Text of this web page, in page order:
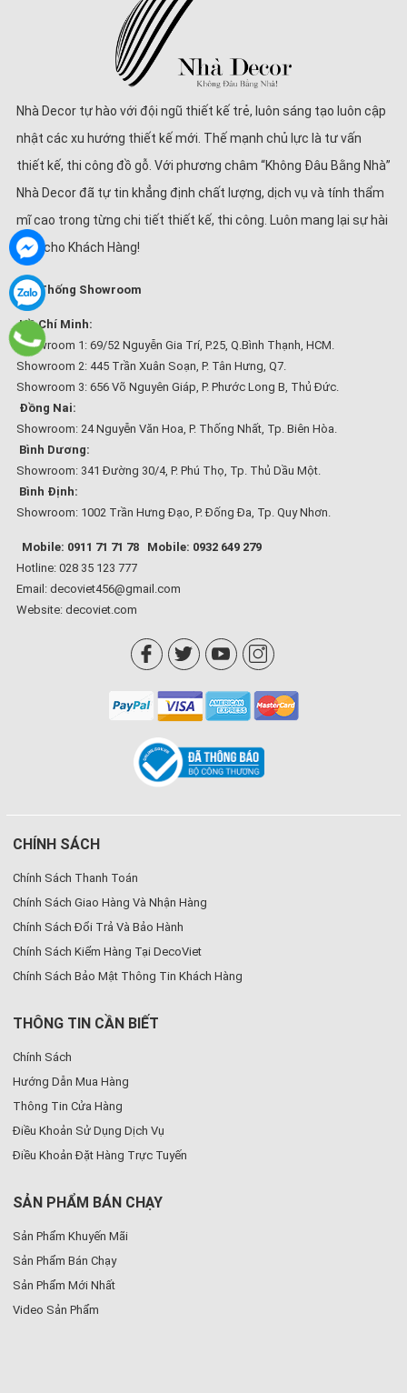
Nhà Decor tự hào với đội ngũ thiết kế trẻ, luôn sáng tạo luôn cập
nhật các xu hướng thiết kế mới. Thế mạnh chủ lực là tư vấn
thiết kế, thi công đồ gỗ. Với phương châm “Không Đâu Bằng Nhà”
Nhà Decor đã tự tin khẳng định chất lượng, dịch vụ và tính thẩm
mĩ cao trong từng chi tiết thiết kế, thi công. Luôn mang lại sự hài
lòng cho Khách Hàng!
Hệ Thống Showroom
Hồ Chí Minh:
Showroom 1: 69/52 Nguyễn Gia Trí, P.25, Q.Bình Thạnh, HCM.
Showroom 2: 445 Trần Xuân Soạn, P. Tân Hưng, Q7.
Showroom 3: 656 Võ Nguyên Giáp, P. Phước Long B, Thủ Đức.
Đồng Nai:
Showroom: 24 Nguyễn Văn Hoa, P. Thống Nhất, Tp. Biên Hòa.
Bình Dương:
Showroom: 341 Đường 30/4, P. Phú Thọ, Tp. Thủ Dầu Một.
Bình Định:
Showroom: 1002 Trần Hưng Đạo, P. Đống Đa, Tp. Quy Nhơn.
Mobile: 0911 71 71 78
Mobile: 0932 649 279
Hotline: 028 35 123 777
Email: decoviet456@gmail.com
Website: decoviet.com
CHÍNH SÁCH
Chính Sách Thanh Toán
Chính Sách Giao Hàng Và Nhận Hàng
Chính Sách Đổi Trả Và Bảo Hành
Chính Sách Kiểm Hàng Tại DecoViet
Chính Sách Bảo Mật Thông Tin Khách Hàng
THÔNG TIN CẦN BIẾT
Chính Sách
Hướng Dẫn Mua Hàng
Thông Tin Cửa Hàng
Điều Khoản Sử Dụng Dịch Vụ
Điều Khoản Đặt Hàng Trực Tuyến
SẢN PHẨM BÁN CHẠY
Sản Phẩm Khuyến Mãi
Sản Phẩm Bán Chạy
Sản Phẩm Mới Nhất
Video Sản Phẩm